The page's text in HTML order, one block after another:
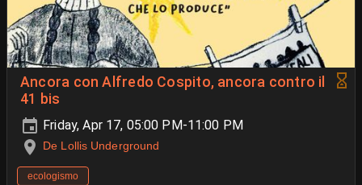
Ancora con Alfredo Cospito, ancora contro il
41 bis
Friday, Apr 17, 05:00 PM-11:00 PM
De Lollis Underground
ecologismo